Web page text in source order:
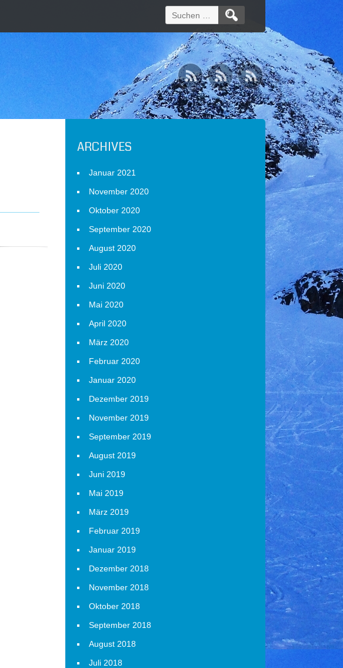
Suchen
nach:
ARCHIVES
Januar 2021
November 2020
Oktober 2020
September 2020
August 2020
Juli 2020
Juni 2020
Mai 2020
April 2020
März 2020
Februar 2020
Januar 2020
Dezember 2019
November 2019
September 2019
August 2019
Juni 2019
Mai 2019
März 2019
Februar 2019
Januar 2019
Dezember 2018
November 2018
Oktober 2018
September 2018
August 2018
Juli 2018